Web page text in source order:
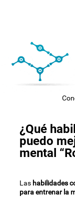
¿Qué
puedo
mental
Las habilidades
para entrenar la